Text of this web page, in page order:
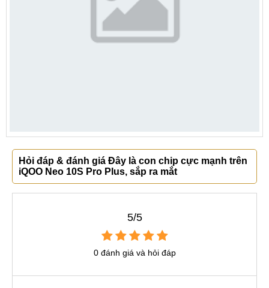
Hỏi đáp & đánh giá Đây là con chip cực mạnh trên
iQOO Neo 10S Pro Plus, sắp ra mắt
5/5
0 đánh giá và hỏi đáp